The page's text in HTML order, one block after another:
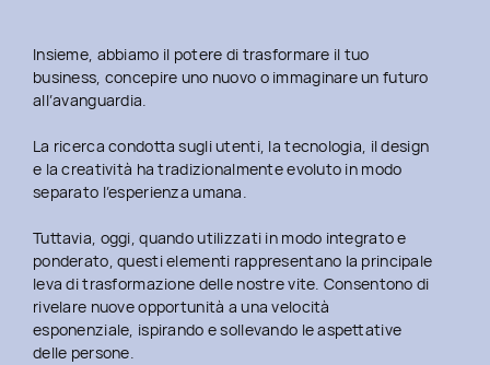
Insieme, abbiamo il potere di trasformare il tuo
business, concepire uno nuovo o immaginare un futuro
all’avanguardia.
La ricerca condotta sugli utenti, la tecnologia, il design
e la creatività ha tradizionalmente evoluto in modo
separato l’esperienza umana.
Tuttavia, oggi, quando utilizzati in modo integrato e
ponderato, questi elementi rappresentano la principale
leva di trasformazione delle nostre vite. Consentono di
rivelare nuove opportunità a una velocità
esponenziale, ispirando e sollevando le aspettative
delle persone.